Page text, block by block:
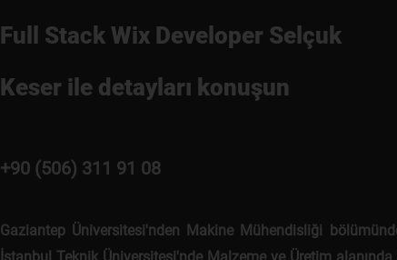
Full Stack Wix Developer Selçuk
Keser ile detayları konuşun
+90 (506) 311 91 08
Gaziantep Üniversitesi'nden Makine Mühendisliği